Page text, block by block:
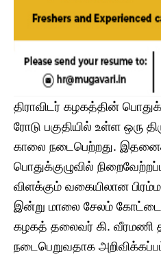
​திராவிடர் கழகத்தின்
ரோடு பகுதியில் உள்ள ஒரு
காலை நடைபெற்றது.
பொதுக்குழுவில்
விளக்கும் வகையிலான
இன்று மாலை சேலம் கோட்டை
கழகத் தலைவர் கி. வீரமணி
நடைபெறுவதாக